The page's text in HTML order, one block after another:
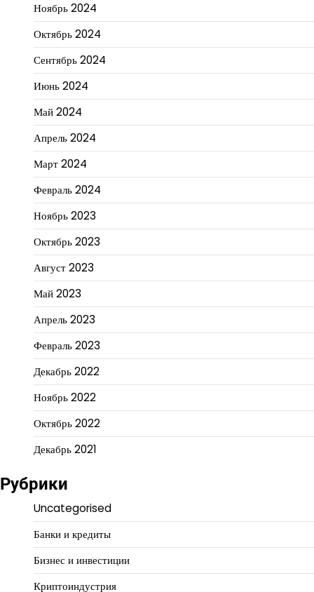
Ноябрь 2024
Октябрь 2024
Сентябрь 2024
Июнь 2024
Май 2024
Апрель 2024
Март 2024
Февраль 2024
Ноябрь 2023
Октябрь 2023
Август 2023
Май 2023
Апрель 2023
Февраль 2023
Декабрь 2022
Ноябрь 2022
Октябрь 2022
Декабрь 2021
Рубрики
Uncategorised
Банки и кредиты
Бизнес и инвестиции
Криптоиндустрия